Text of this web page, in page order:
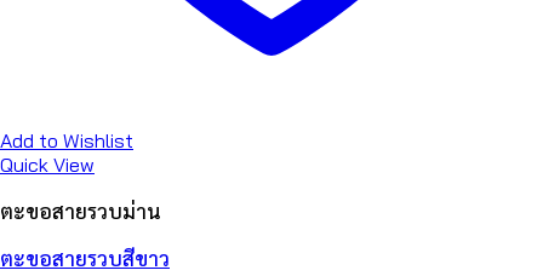
Add to Wishlist
Quick View
ตะขอสายรวบม่าน
ตะขอสายรวบสีขาว